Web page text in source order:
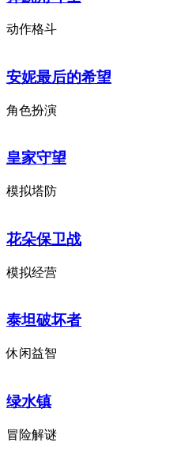
动作格斗
安妮最后的希望
角色扮演
皇家守望
模拟塔防
花朵保卫战
模拟经营
泰坦破坏者
休闲益智
绿水镇
冒险解谜